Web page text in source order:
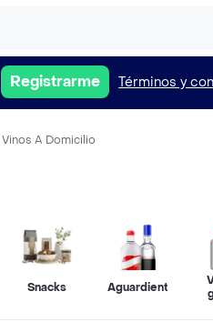
Registrarme Términos y
A Domicilio
Snacks Aguardiente